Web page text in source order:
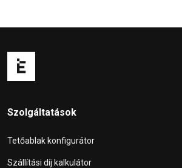
Szolgáltatások
Tetőablak konfigurátor
Szállítási díj kalkulátor